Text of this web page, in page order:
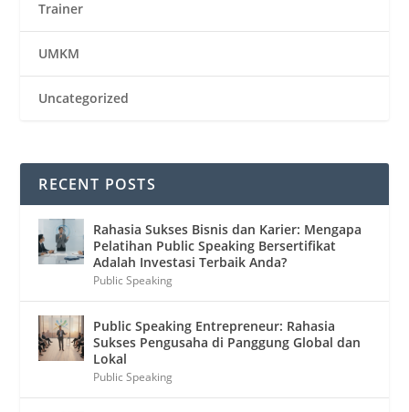
Trainer
UMKM
Uncategorized
RECENT POSTS
Rahasia Sukses Bisnis dan Karier: Mengapa
Pelatihan Public Speaking Bersertifikat
Adalah Investasi Terbaik Anda?
Public Speaking
Public Speaking Entrepreneur: Rahasia
Sukses Pengusaha di Panggung Global dan
Lokal
Public Speaking